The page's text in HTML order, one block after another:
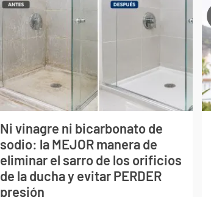
Ni vinagre ni bicarbonato de
sodio: la MEJOR manera de
eliminar el sarro de los orificios
de la ducha y evitar PERDER
presión